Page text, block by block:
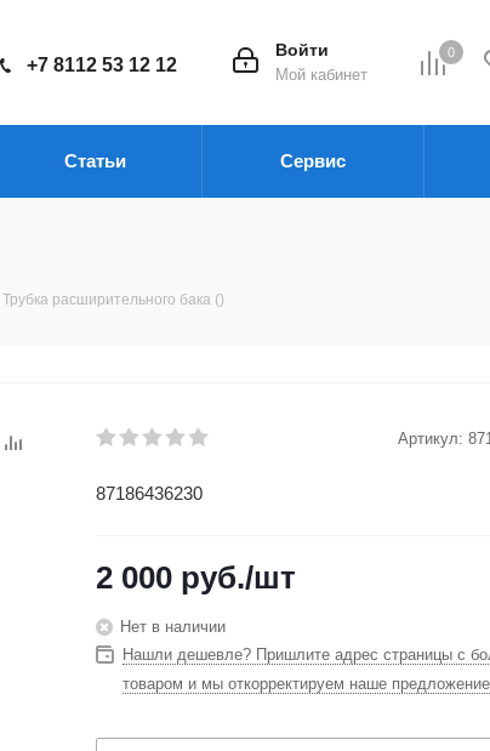
0
Войти
Мой кабинет
+7 8112 53 12 12
Статьи Сервис
Трубка расширительного бака ()
Артикул:
87186436230
2 000 руб./шт
Нет в наличии
Нашли дешевле? Пришлите адрес страницы с
товаром и мы откорректируем наше